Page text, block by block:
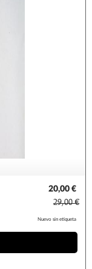
20,00 €
29,00 €
Nuevo sin etiqueta